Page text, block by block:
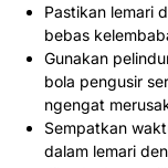
Pastikan lemari
bebas
Gunakan
bola pengusir
ngengat
Sempatkan
dalam lemari